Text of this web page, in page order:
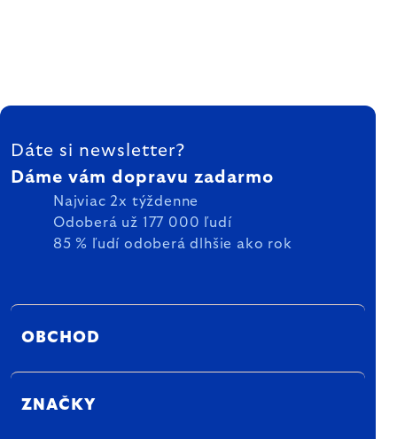
ZÁPÄTIE
Dáte si newsletter?
Dáme vám dopravu zadarmo
Najviac 2x týždenne
Odoberá už 177 000 ľudí
85 % ľudí odoberá dlhšie ako rok
OBCHOD
ZNAČKY